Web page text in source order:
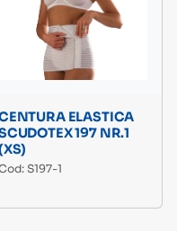
ELASTICA
197 NR.1
S197-1